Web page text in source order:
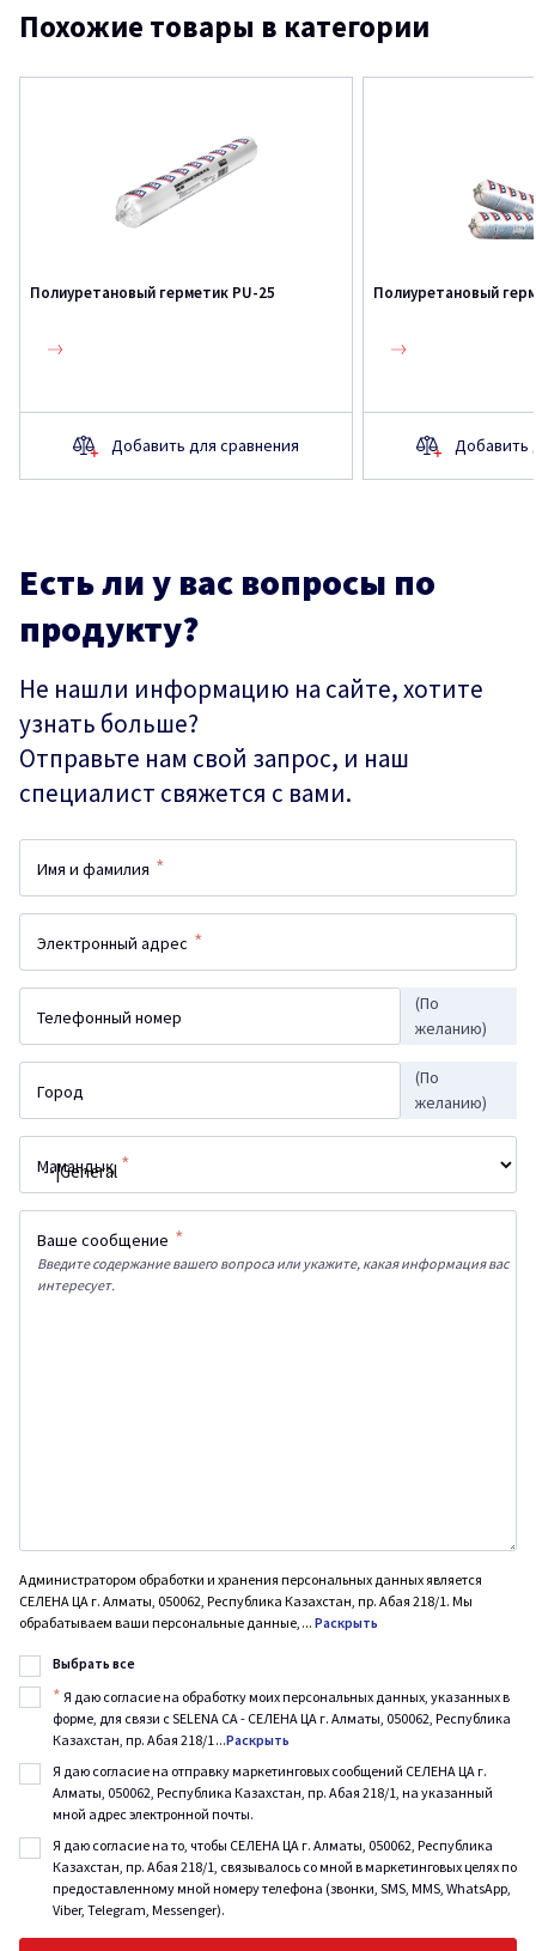
Похожие товары в категории
Полиуретановый герметик PU-25
Добавить для сравнения
Полиуретановый
Добавить
Есть ли у вас вопросы по
продукту?
Не нашли информацию на сайте, хотите
узнать больше?
Отправьте нам свой запрос, и наш
специалист свяжется с вами.
Имя и фамилия *
Электронный адрес *
Телефонный номер
(По
желанию)
Город
(По
желанию)
Мамандық *
Ваше сообщение *
Введите содержание вашего вопроса или укажите, какая информация вас
интересует.
Администратором обработки и хранения персональных данных является
СЕЛЕНА ЦА г. Алматы, 050062, Республика Казахстан, пр. Абая 218/1. Мы
обрабатываем ваши персональные данные, ... Раскрыть
Выбрать все
* Я даю согласие на обработку моих персональных данных, указанных в
форме, для связи с SELENA CA - СЕЛЕНА ЦА г. Алматы, 050062, Республика
Казахстан, пр. Абая 218/1...Раскрыть
Я даю согласие на отправку маркетинговых сообщений СЕЛЕНА ЦА г.
Алматы, 050062, Республика Казахстан, пр. Абая 218/1, на указанный
мной адрес электронной почты.
Я даю согласие на то, чтобы СЕЛЕНА ЦА г. Алматы, 050062, Республика
Казахстан, пр. Абая 218/1, связывалось со мной в маркетинговых целях по
предоставленному мной номеру телефона (звонки, SMS, MMS, WhatsApp,
Viber, Telegram, Messenger).